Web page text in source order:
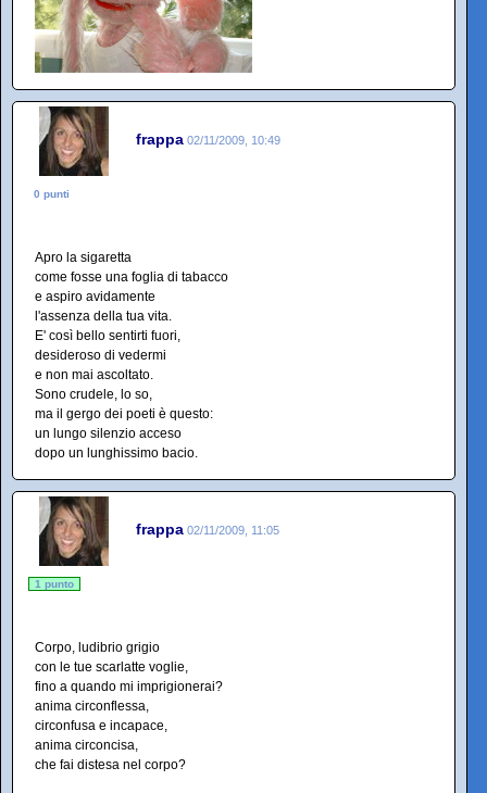
frappa 02/11/2009, 10:49
0 punti
Apro la sigaretta
come fosse una foglia di tabacco
e aspiro avidamente
l'assenza della tua vita.
E' così bello sentirti fuori,
desideroso di vedermi
e non mai ascoltato.
Sono crudele, lo so,
ma il gergo dei poeti è questo:
un lungo silenzio acceso
dopo un lunghissimo bacio.
frappa 02/11/2009, 11:05
1 punto
Corpo, ludibrio grigio
con le tue scarlatte voglie,
fino a quando mi imprigionerai?
anima circonflessa,
circonfusa e incapace,
anima circoncisa,
che fai distesa nel corpo?